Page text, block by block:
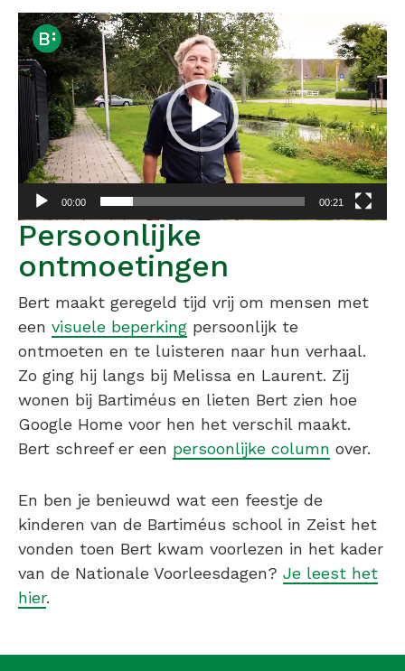
Videospeler
00:00 00:21
Persoonlijke
ontmoetingen
Bert maakt geregeld tijd vrij om mensen met
een visuele beperking persoonlijk te
ontmoeten en te luisteren naar hun verhaal.
Zo ging hij langs bij Melissa en Laurent. Zij
wonen bij Bartiméus en lieten Bert zien hoe
Google Home voor hen het verschil maakt.
Bert schreef er een persoonlijke column over.
En ben je benieuwd wat een feestje de
kinderen van de Bartiméus school in Zeist het
vonden toen Bert kwam voorlezen in het kader
van de Nationale Voorleesdagen? Je leest het
hier.